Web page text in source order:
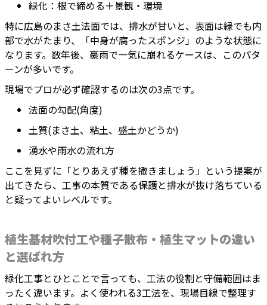
緑化：根で締める＋景観・環境
特に広島のまさ土法面では、排水が甘いと、表面は緑でも内
部で水がたまり、「中身が腐ったスポンジ」のような状態に
なります。数年後、豪雨で一気に崩れるケースは、このパタ
ーンが多いです。
現場でプロが必ず確認するのは次の3点です。
法面の勾配(角度)
土質(まさ土、粘土、盛土かどうか)
湧水や雨水の流れ方
ここを見ずに「とりあえず種を撒きましょう」という提案が
出てきたら、工事の本質である保護と排水が抜け落ちている
と疑ってよいレベルです。
植生基材吹付工や種子散布・植生マットの違い
と選ばれ方
緑化工事とひとことで言っても、工法の役割と守備範囲はま
ったく違います。よく使われる3工法を、現場目線で整理す